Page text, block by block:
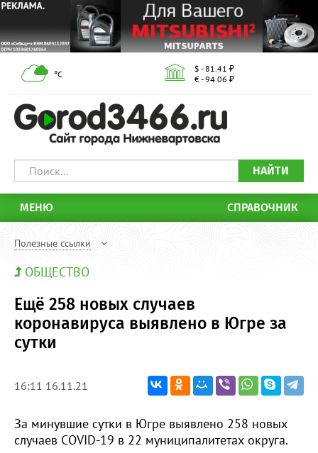
°С
$ - 81.41 ₽
€ - 94.06 ₽
НАЙТИ
МЕНЮ СПРАВОЧНИК
Полезные ссылки
ОБЩЕСТВО
Ещё 258 новых случаев
коронавируса выявлено в Югре за
сутки
16:11 16.11.21
За минувшие сутки в Югре выявлено 258 новых
случаев COVID-19 в 22 муниципалитетах округа.